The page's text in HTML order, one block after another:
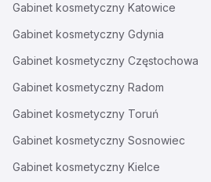
Gabinet kosmetyczny Katowice
Gabinet kosmetyczny Gdynia
Gabinet kosmetyczny Częstochowa
Gabinet kosmetyczny Radom
Gabinet kosmetyczny Toruń
Gabinet kosmetyczny Sosnowiec
Gabinet kosmetyczny Kielce